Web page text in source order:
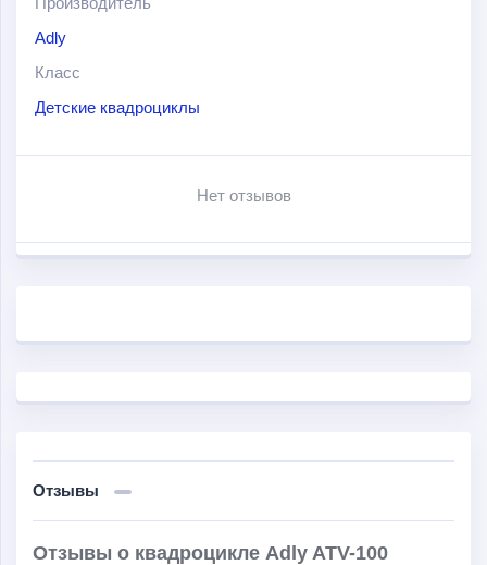
Adly
Класс
Детские квадроциклы
Нет отзывов
Отзывы
Отзывы о квадроцикле Adly ATV-100